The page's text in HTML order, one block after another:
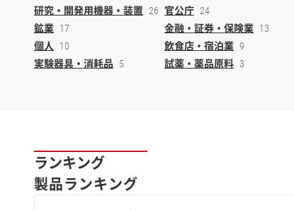
研究・開発用機器・装置 26 官公庁 24
鉱業 17 金融・証券・保険業 13
個人 10 飲食店・宿泊業 9
実験器具・消耗品 5 試薬・薬品原料 3
ランキング
製品ランキング